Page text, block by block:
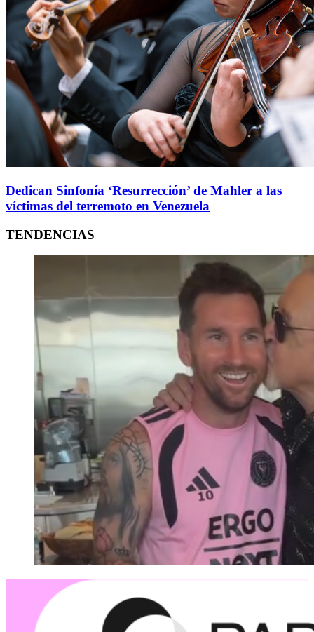
Dedican Sinfonía ‘Resurrección’ de Mahler a las
víctimas del terremoto en Venezuela
TENDENCIAS